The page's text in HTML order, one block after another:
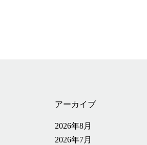
アーカイブ
2026年8月
2026年7月